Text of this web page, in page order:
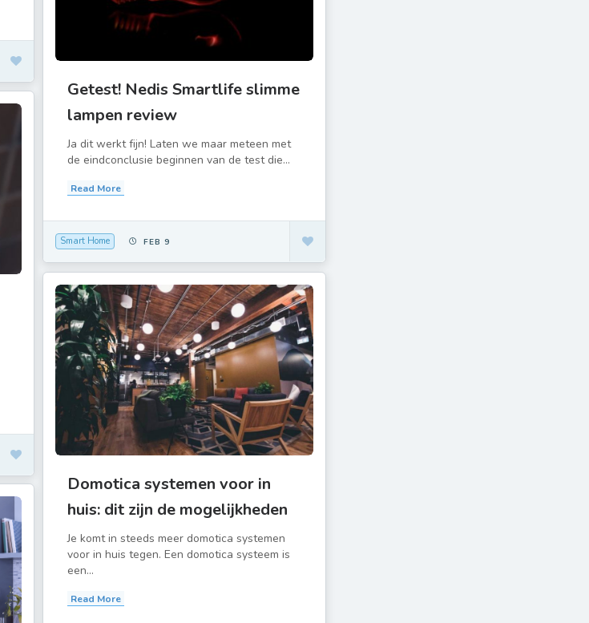
Getest! Nedis Smartlife slimme
lampen review
Ja dit werkt fijn! Laten we maar meteen met
de eindconclusie beginnen van de test die...
Read More
Smart Home FEB 9
Domotica systemen voor in
huis: dit zijn de mogelijkheden
Je komt in steeds meer domotica systemen
voor in huis tegen. Een domotica systeem is
een...
Read More